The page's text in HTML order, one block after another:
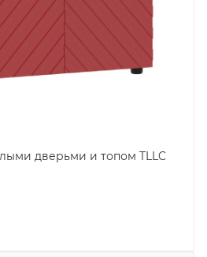
дверьми и топом TLLC